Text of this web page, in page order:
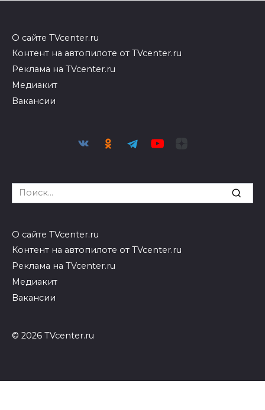
О сайте TVcenter.ru
Контент на автопилоте от TVcenter.ru
Реклама на TVcenter.ru
Медиакит
Вакансии
Search
for:
О сайте TVcenter.ru
Контент на автопилоте от TVcenter.ru
Реклама на TVcenter.ru
Медиакит
Вакансии
© 2026 TVcenter.ru